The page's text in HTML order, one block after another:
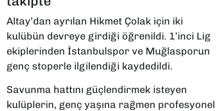
Altay’dan ayrılan Hikmet Çolak için iki
kulübün devreye girdiği öğrenildi. 1’inci Lig
ekiplerinden İstanbulspor ve Muğlasporun
genç stoperle ilgilendiği kaydedildi.
Savunma hattını güçlendirmek isteyen
kulüplerin, genç yaşına rağmen profesyonel